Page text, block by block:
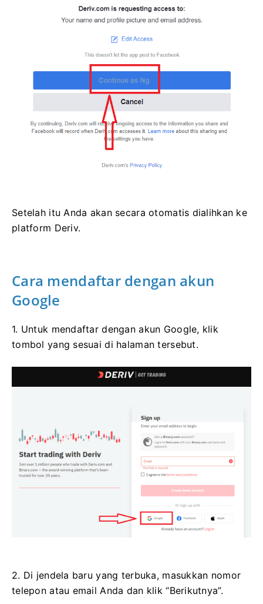
Setelah itu Anda akan secara otomatis dialihkan ke
platform Deriv.
Cara mendaftar dengan akun
Google
1. Untuk mendaftar dengan akun Google, klik
tombol yang sesuai di halaman tersebut.
2. Di jendela baru yang terbuka, masukkan nomor
telepon atau email Anda dan klik “Berikutnya”.